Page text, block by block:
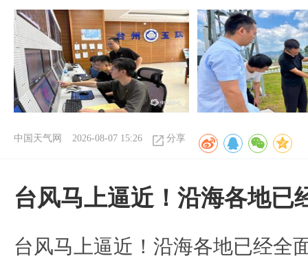
中国天气网 2026-08-07 15:26 分享
台风马上逼近！沿海各地已
台风马上逼近！沿海各地已经全